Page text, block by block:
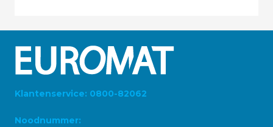
Klantenservice: 0800-82062
Noodnummer: